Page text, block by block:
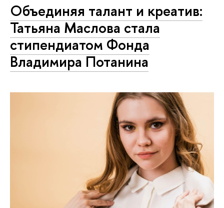
Объединяя талант и креатив:
Татьяна Маслова стала
стипендиатом Фонда
Владимира Потанина